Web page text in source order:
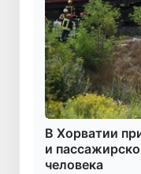
В Хорватии
и
человека